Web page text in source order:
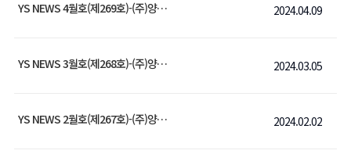
YS NEWS 4월호(제269호)-(주)양수금속 2024.04.09
YS NEWS 3월호(제268호)-(주)양수금속 2024.03.05
YS NEWS 2월호(제267호)-(주)양수금속 2024.02.02